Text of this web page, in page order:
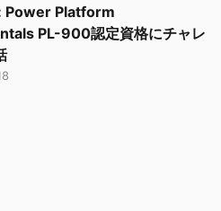
Platform
PL-900認定資格にチャレ